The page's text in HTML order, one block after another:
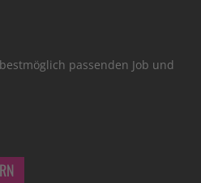
passenden Job und